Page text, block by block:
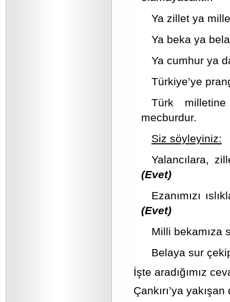
Ya zillet ya
Ya beka ya
Ya cumhur ya
Türkiye’ye
Türk
mecburdur.
Siz söyleyiniz:
Yalancılara,
(Evet)
Ezanımızı
(Evet)
Milli bekamıza
Belaya sur
İşte aradığımız
Çankırı’ya